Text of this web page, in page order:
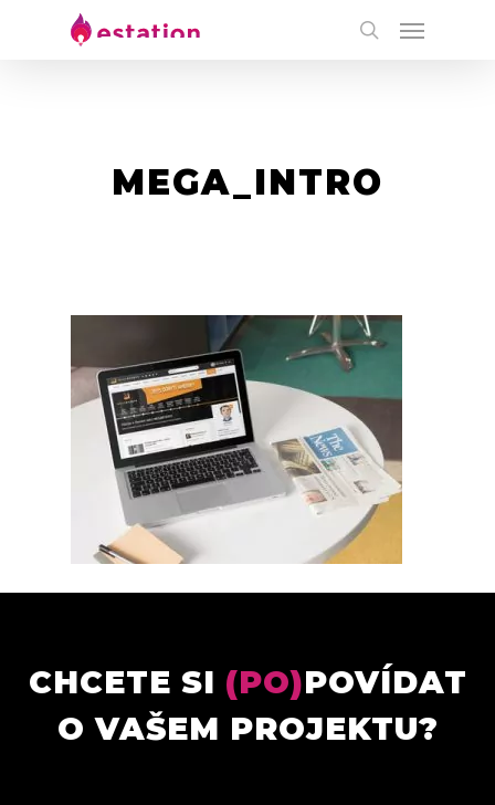
MEGA_INTRO
CHCETE SI (PO)POVÍDAT
O VAŠEM PROJEKTU?